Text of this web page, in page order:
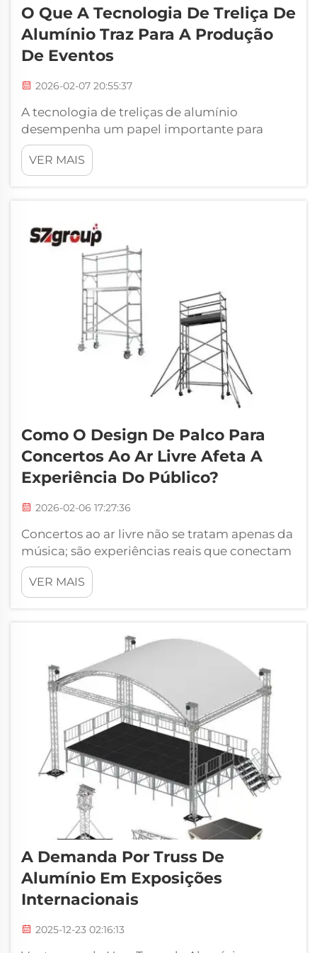
O Que A Tecnologia De Treliça De
Alumínio Traz Para A Produção
De Eventos
2026-02-07 20:55:37
A tecnologia de treliças de alumínio
desempenha um papel importante para
tornar eventos como concertos, feiras e
exposições bem-sucedidos. Na SZgroup,
especializamo-nos na fabricação de sistemas
equipes de produção. Como as treliças de
alumínio...
VER MAIS
Como O Design De Palco Para
Concertos Ao Ar Livre Afeta A
Experiência Do Público?
2026-02-06 17:27:36
Concertos ao ar livre não se tratam apenas da
música; são experiências reais que conectam
as pessoas aos sons, às imagens e às
emoções, tudo ao mesmo tempo. Bom
Design de Palco para Concerto ao Ar Livre: Ao
muitos fatores precisam ser considerados...
VER MAIS
A Demanda Por Truss De
Alumínio Em Exposições
Internacionais
2025-12-23 02:16:13